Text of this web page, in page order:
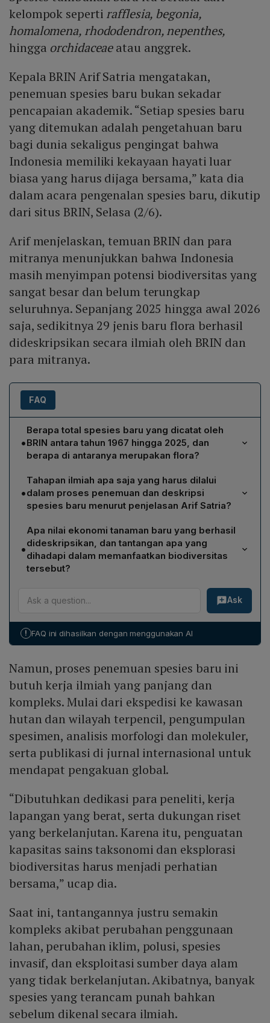
kelompok seperti rafflesia, begonia,
homalomena, rhododendron, nepenthes,
hingga orchidaceaeatau anggrek.
Kepala BRIN Arif Satria mengatakan,
penemuan spesies baru bukan sekadar
pencapaian akademik. “Setiap spesies baru
yang ditemukan adalah pengetahuan baru
bagi dunia sekaligus pengingat bahwa
Indonesia memiliki kekayaan hayati luar
biasa yang harus dijaga bersama,” kata dia
dalam acara pengenalan spesies baru, dikutip
dari situs BRIN, Selasa (2/6).
Arif menjelaskan, temuan BRIN dan para
mitranya menunjukkan bahwa Indonesia
masih menyimpan potensi biodiversitas yang
sangat besar dan belum terungkap
seluruhnya. Sepanjang 2025 hingga awal 2026
saja, sedikitnya 29 jenis baru flora berhasil
dideskripsikan secara ilmiah oleh BRIN dan
para mitranya.
FAQ
•
Berapa total spesies baru yang dicatat oleh
BRIN antara tahun 1967 hingga 2025, dan
berapa di antaranya merupakan flora?
BRIN mencatat penemuan total 1.538 spesies baru
dalam periode 1967‑2025. Dari jumlah tersebut, 712
spesies merupakan flora atau tumbuhan, meliputi
kelompok seperti rafflesia, begonia, homalomena,
rhododendron, nepenthes, hingga orchidaceae.
•
Tahapan ilmiah apa saja yang harus dilalui
dalam proses penemuan dan deskripsi
spesies baru menurut penjelasan Arif Satria?
Prosesnya dimulai dengan ekspedisi ke hutan atau
wilayah terpencil, kemudian pengumpulan spesimen,
dilanjutkan dengan analisis morfologi dan molekuler,
serta penyusunan manuskrip untuk publikasi di jurnal
lapangan yang berat, dedikasi peneliti, dan dukungan
riset berkelanjutan untuk memperoleh pengakuan
•
Apa nilai ekonomi tanaman baru yang berhasil
dideskripsikan, dan tantangan apa yang
dihadapi dalam memanfaatkan biodiversitas
tersebut?
Beberapa tanaman hias, paludarium, atau yang dipakai
dalam aquascape sudah laku keras di pasar
internasional, contohnya pot kecil dapat dijual sekitar
ekonomi harus seimbang dengan konservasi habitat,
perusakan habitat dapat menghilangkan spesies
sebelum penelitian selesai.
Ask
! FAQ ini dihasilkan dengan menggunakan AI
Namun, proses penemuan spesies baru ini
butuh kerja ilmiah yang panjang dan
kompleks. Mulai dari ekspedisi ke kawasan
hutan dan wilayah terpencil, pengumpulan
spesimen, analisis morfologi dan molekuler,
serta publikasi di jurnal internasional untuk
mendapat pengakuan global.
“Dibutuhkan dedikasi para peneliti, kerja
lapangan yang berat, serta dukungan riset
yang berkelanjutan. Karena itu, penguatan
kapasitas sains taksonomi dan eksplorasi
biodiversitas harus menjadi perhatian
bersama,” ucap dia.
Saat ini, tantangannya justru semakin
kompleks akibat perubahan penggunaan
lahan, perubahan iklim, polusi, spesies
invasif, dan eksploitasi sumber daya alam
yang tidak berkelanjutan. Akibatnya, banyak
spesies yang terancam punah bahkan
sebelum dikenal secara ilmiah.